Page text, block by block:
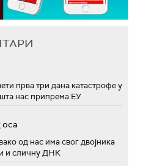
прва три дана катастрофе у
нас припрема ЕУ
oca
од нас има свог двојника
и сличну ДНК